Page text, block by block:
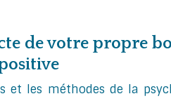
de votre propre
et les méthodes de la